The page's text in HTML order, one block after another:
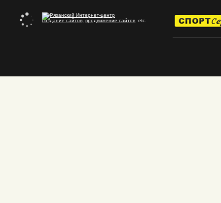
создание сайтов продвижение сайтов , etc.